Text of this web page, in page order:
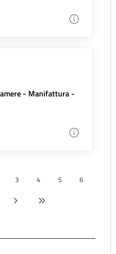
- Manifattura -
3 4 5
6